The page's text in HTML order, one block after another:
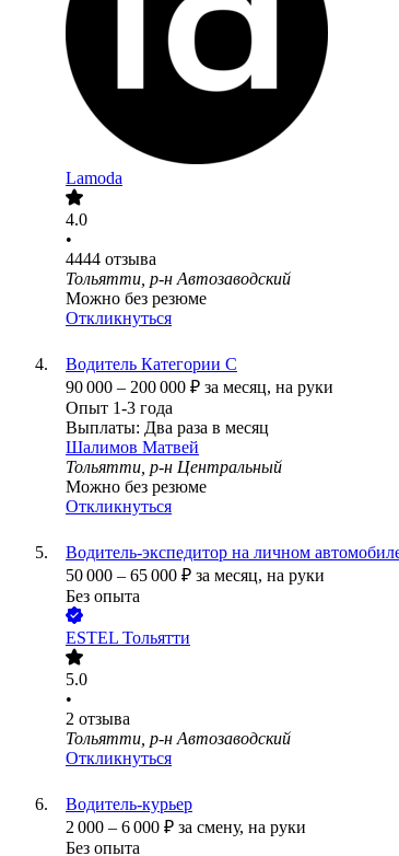
Lamoda
4.0
•
4444 отзыва
Тольятти, р-н Автозаводский
Можно без резюме
Откликнуться
Водитель Категории С
90 000 – 200 000 ₽ за месяц, на руки
Опыт 1-3 года
Выплаты: Два раза в месяц
Шалимов Матвей
Тольятти, р-н Центральный
Можно без резюме
Откликнуться
Водитель-экспедитор на личном
50 000 – 65 000 ₽ за месяц, на руки
Без опыта
ESTEL Тольятти
5.0
•
2 отзыва
Тольятти, р-н Автозаводский
Откликнуться
Водитель-курьер
2 000 – 6 000 ₽ за смену, на руки
Без опыта